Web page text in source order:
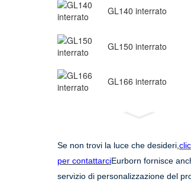
GL140 interrato
GL150 interrato
GL166 interrato
Se non trovi la luce che desideri,
per contattarciEurborn fornisce
servizio di personalizzazione del